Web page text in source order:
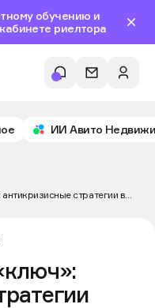
обучению и
риелтора
ИИ Авито
стратегии в